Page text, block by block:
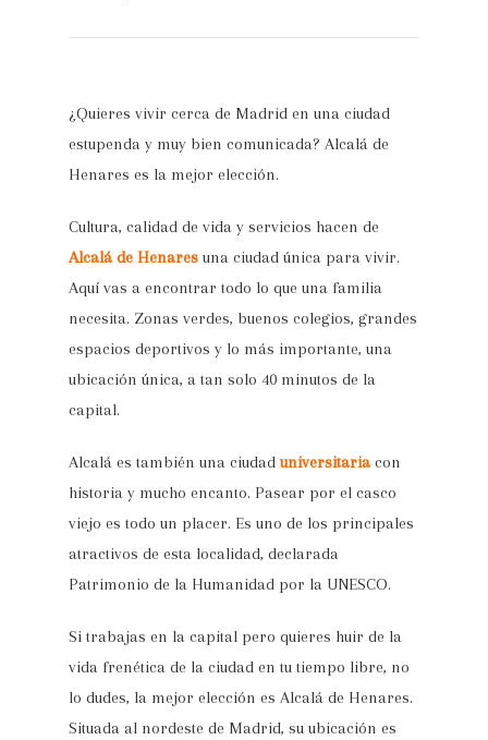
¿Quieres vivir cerca de Madrid en una ciudad
estupenda y muy bien comunicada? Alcalá de
Henares es la mejor elección.
Cultura, calidad de vida y servicios hacen de
Alcalá de Henares una ciudad única para vivir.
Aquí vas a encontrar todo lo que una familia
necesita. Zonas verdes, buenos colegios, grandes
espacios deportivos y lo más importante, una
ubicación única, a tan solo 40 minutos de la
capital.
Alcalá es también una ciudad universitaria con
historia y mucho encanto. Pasear por el casco
viejo es todo un placer. Es uno de los principales
atractivos de esta localidad, declarada
Patrimonio de la Humanidad por la UNESCO.
Si trabajas en la capital pero quieres huir de la
vida frenética de la ciudad en tu tiempo libre, no
lo dudes, la mejor elección es Alcalá de Henares.
Situada al nordeste de Madrid, su ubicación es